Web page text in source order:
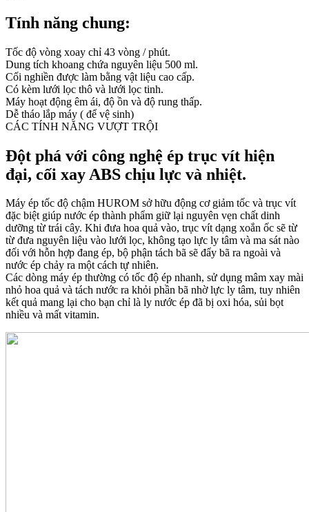
Tính năng chung:
Tốc độ vòng xoay chỉ 43 vòng / phút.
Dung tích khoang chứa nguyên liệu 500 ml.
Cối nghiền được làm bằng vật liệu cao cấp.
Có kèm lưới lọc thô và lưới lọc tinh.
Máy hoạt động êm ái, độ ồn và độ rung thấp.
Dễ tháo lắp máy ( để vệ sinh)
CÁC TÍNH NĂNG VƯỢT TRỘI
Đột phá với công nghệ ép trục vít hiện
đại, cối xay ABS chịu lực và nhiệt.
Máy ép tốc độ chậm HUROM sở hữu động cơ giảm tốc và trục vít
đặc biệt giúp nước ép thành phẩm giữ lại nguyên vẹn chất dinh
dưỡng từ trái cây. Khi đưa hoa quả vào, trục vít dạng xoắn ốc sẽ từ
từ đưa nguyên liệu vào lưới lọc, không tạo lực ly tâm và ma sát nào
đối với hỗn hợp đang ép, bộ phận tách bã sẽ đẩy bã ra ngoài và
nước ép chảy ra một cách tự nhiên.
Các dòng máy ép thường có tốc độ ép nhanh, sử dụng mâm xay mài
nhỏ hoa quả và tách nước ra khỏi phần bã nhờ lực ly tâm, tuy nhiên
kết quả mang lại cho bạn chỉ là ly nước ép đã bị oxi hóa, sủi bọt
nhiều và mất vitamin.